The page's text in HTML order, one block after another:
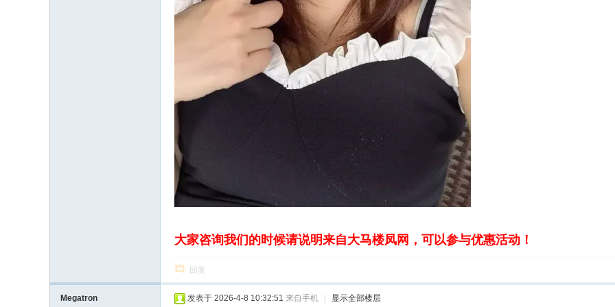
大家咨询我们的时候请说明来自大马楼凤网，可以参与优惠活动！
回复
Megatron 发表于 2026-4-8 10:32:51 来自手机 显示全部楼层